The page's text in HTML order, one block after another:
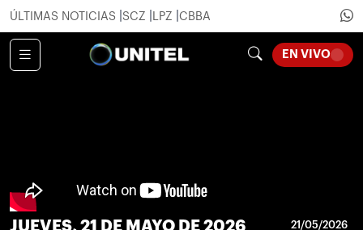
ÚLTIMAS NOTICIAS SCZ LPZ CBBA
EN VIVO
JUEVES, 21 DE MAYO DE 2026
21/05/2026